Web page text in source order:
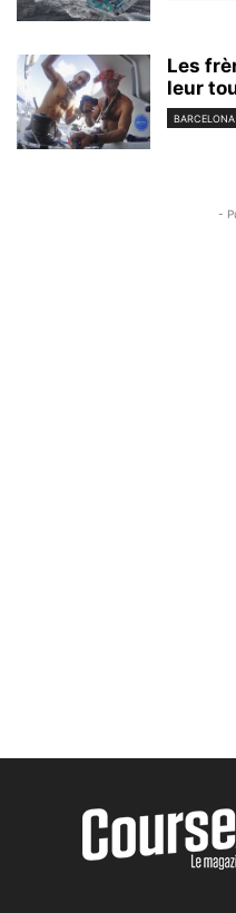
Les
leur
-